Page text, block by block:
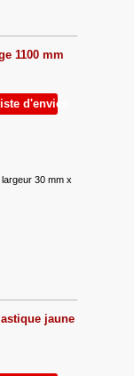
1100 mm
d'envies
30 mm x
jaune